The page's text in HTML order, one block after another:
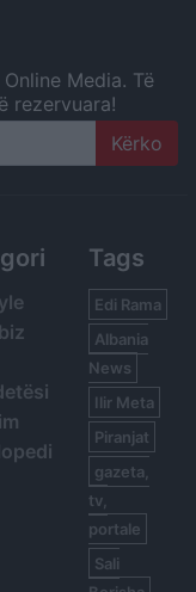
Media. Të
rezervuara!
Tags
Edi Rama
Albania
News
Ilir Meta
Piranjat
gazeta,
tv,
portale
Sali